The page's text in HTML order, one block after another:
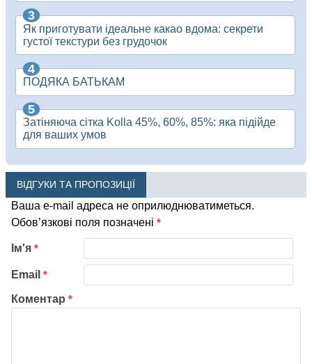
Як приготувати ідеальне какао вдома: секрети
густої текстури без грудочок
ПОДЯКА БАТЬКАМ
Затіняюча сітка Kolla 45%, 60%, 85%: яка підійде
для ваших умов
ВІДГУКИ ТА ПРОПОЗИЦІЇ
Ваша e-mail адреса не оприлюднюватиметься.
Обов’язкові поля позначені *
Коментар *
Ім'я *
Email *